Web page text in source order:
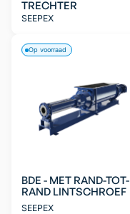
TRECHTER
SEEPEX
BDE - MET RAND-TOT-
RAND LINTSCHROEF
SEEPEX
Op voorraad